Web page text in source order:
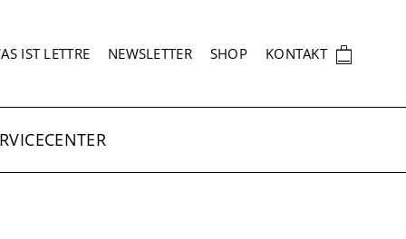
IST LETTRE NEWSLETTER SHOP KONTAKT 🛍